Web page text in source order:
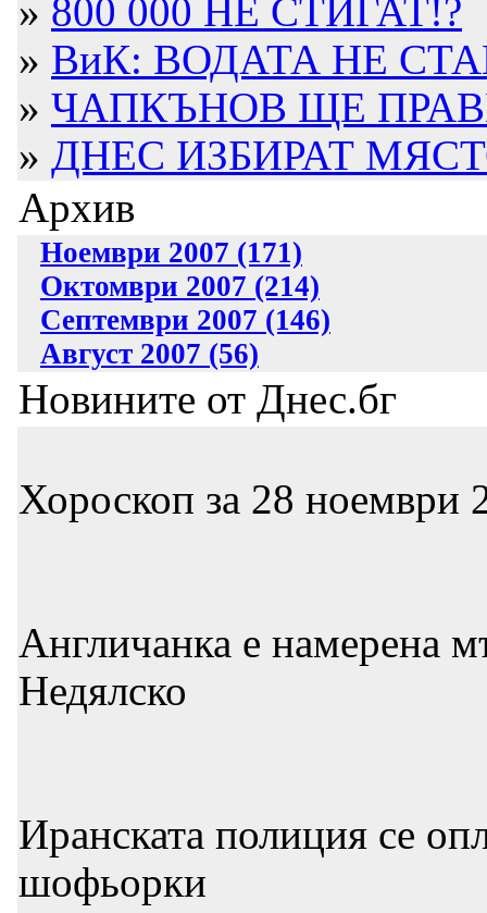
» 800 000 НЕ СТИГАТ!?
» ВиК: ВОДАТА НЕ
» ЧАПКЪНОВ ЩЕ
» ДНЕС ИЗБИРАТ
Архив
Ноември 2007 (171)
Октомври 2007 (214)
Септември 2007 (146)
Август 2007 (56)
Новините от Днес.бг
Хороскоп за 28 ноември
Англичанка е намерена
Недялско
Иранската полиция се
шофьорки